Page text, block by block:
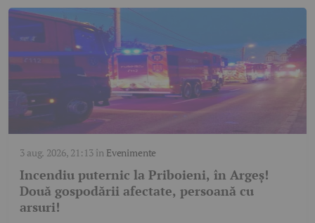
3 aug. 2026, 21:13în Evenimente
Incendiu puternic la Priboieni, în Argeș!
Două gospodării afectate, persoană cu
arsuri!